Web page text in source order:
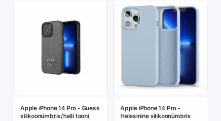
Apple iPhone 14 Pro - Guess
silikoonümbris/halli tooni
Apple iPhone 14 Pro -
Helesinine silikoonümbris